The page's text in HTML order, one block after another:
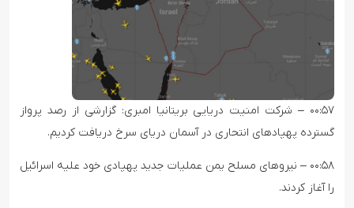
۰۰:۵۷ – شرکت امنیت دریایی بریتانیا امبری: گزارشی از رصد پرواز
گسترده پهپادهای انتحاری در آسمان دریای سرخ دریافت کردیم.
۰۰:۵۸ – نیروهای مسلح یمن عملیات جدید پهپادی خود علیه اسرائیل
را آغاز کردند.